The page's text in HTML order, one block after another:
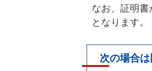
なお、証明
となります。
次の場合